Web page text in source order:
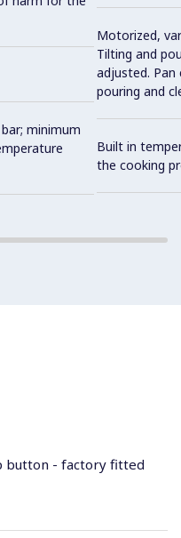
minimum
Motorized,
Tilting and
adjusted.
pouring and
Built in
the cooking
button - factory fitted